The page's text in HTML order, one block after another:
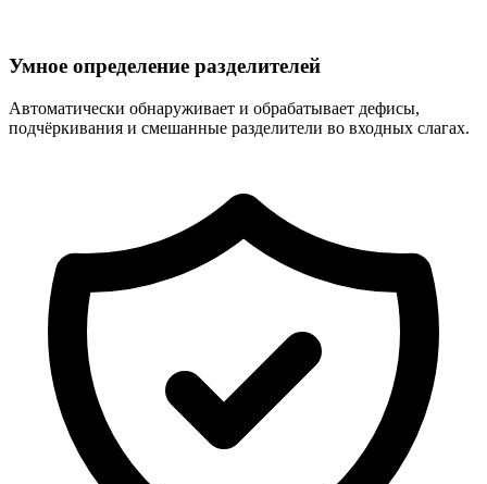
Умное определение разделителей
Автоматически обнаруживает и обрабатывает дефисы,
подчёркивания и смешанные разделители во входных слагах.